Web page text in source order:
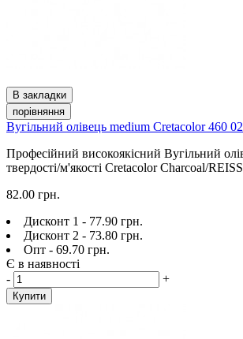
В закладки
порівняння
Вугільний олівець medium Cretacolor 460 02
Професійний високоякісний Вугільний
твердості/м'якості Cretacolor Charcoal/
82.00 грн.
Дисконт 1 - 77.90 грн.
Дисконт 2 - 73.80 грн.
Опт - 69.70 грн.
Є в наявності
-
+
Купити